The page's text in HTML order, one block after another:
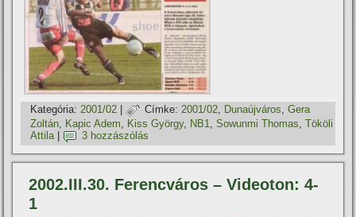
Kategória: 2001/02 | Címke: 2001/02, Dunaújváros,Gera
Zoltán
Kapic Adem Kiss György, NB1 ,Sowunmi Thomas ,Tököli
Attila| 3 hozzászólás
2002.III.30. Ferencváros – Videoton: 4-
1